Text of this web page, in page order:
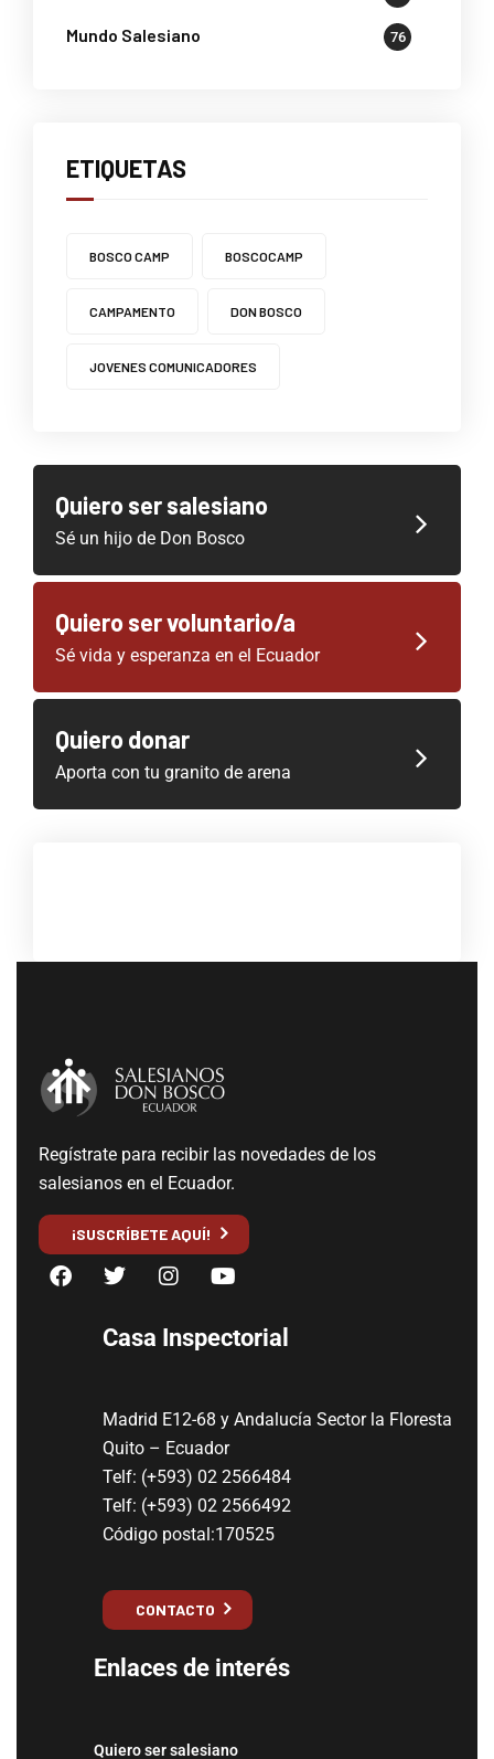
Mundo Salesiano 76
ETIQUETAS
BOSCO CAMP BOSCOCAMP
CAMPAMENTO DON BOSCO
JOVENES COMUNICADORES
Quiero ser salesiano
Sé un hijo de Don Bosco
Quiero ser voluntario/a
Sé vida y esperanza en el Ecuador
Quiero donar
Aporta con tu granito de arena
Regístrate para recibir las novedades de los
salesianos en el Ecuador.
¡SUSCRÍBETE AQUÍ!
Casa Inspectorial
Madrid E12-68 y Andalucía Sector la Floresta
Quito – Ecuador
Telf: (+593) 02 2566484
Telf: (+593) 02 2566492
Código postal:170525
CONTACTO
Enlaces de interés
Quiero ser salesiano